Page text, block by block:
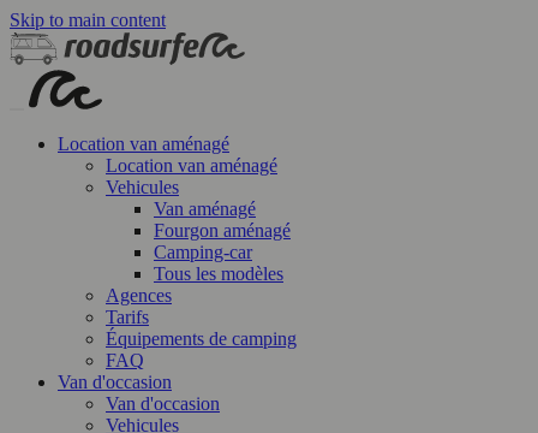
Skip to main content
Location van aménagé
Location van aménagé
Vehicules
Van aménagé
Fourgon aménagé
Camping-car
Tous les modèles
Agences
Tarifs
Équipements de camping
FAQ
Van d'occasion
Van d'occasion
Vehicules